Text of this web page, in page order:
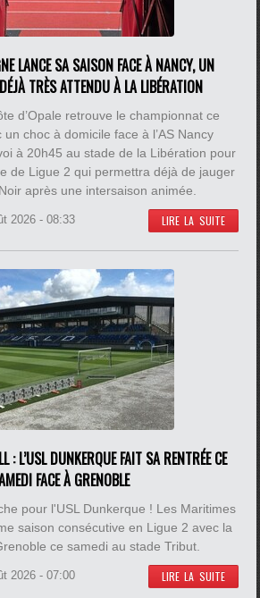
LANCE SA SAISON FACE À NANCY, UN
TRÈS ATTENDU À LA LIBÉRATION
d’Opale retrouve le championnat ce
choc à domicile face à l’AS Nancy
à 20h45 au stade de la Libération pour
de Ligue 2 qui permettra déjà de jauger
après une intersaison animée.
2026 - 08:33 LIRE LA SUITE
: L’USL DUNKERQUE FAIT SA RENTRÉE CE
FACE À GRENOBLE
pour l'USL Dunkerque ! Les Maritimes
saison consécutive en Ligue 2 avec la
ce samedi au stade Tribut.
2026 - 07:00 LIRE LA SUITE